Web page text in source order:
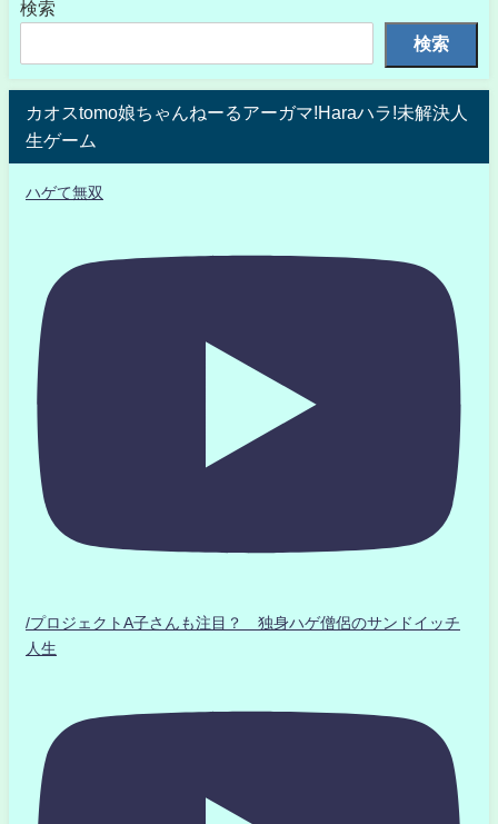
検索
検索
カオスtomo娘ちゃんねーるアーガマ!Haraハラ!未解決人
生ゲーム
ハゲて無双
/プロジェクトA子さんも注目？ 独身ハゲ僧侶のサンドイッチ
人生